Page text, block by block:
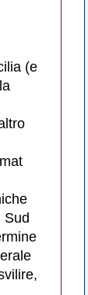
(e
Sud